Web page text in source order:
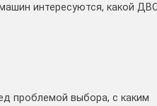
интересуются, какой
проблемой выбора, с каким